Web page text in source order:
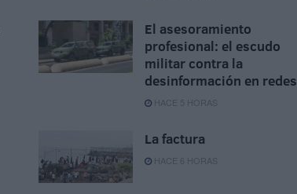
El asesoramiento
profesional: el escudo
militar contra la
desinformación en redes
HACE 5 HORAS
La factura
HACE 6 HORAS